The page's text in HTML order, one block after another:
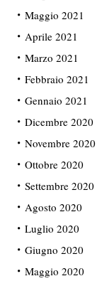
Maggio 2021
Aprile 2021
Marzo 2021
Febbraio 2021
Gennaio 2021
Dicembre 2020
Novembre 2020
Ottobre 2020
Settembre 2020
Agosto 2020
Luglio 2020
Giugno 2020
Maggio 2020